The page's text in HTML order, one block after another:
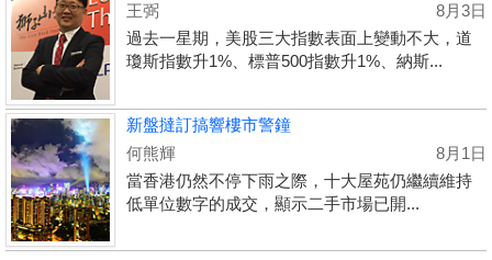
王弼
8月3日
過去一星期，美股三大指數表面上變動不大，道
瓊斯指數升1%、標普500指數升1%、納斯...
新盤撻訂搞響樓市警鐘
何熊輝
8月1日
當香港仍然不停下雨之際，十大屋苑仍繼續維持
低單位數字的成交，顯示二手市場已開...